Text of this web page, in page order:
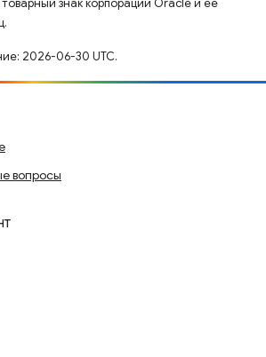
знак корпорации Oracle и ее
2026-06-30 UTC.
вопросы